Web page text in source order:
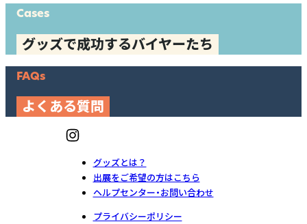
Cases
グッズで成功するバイヤーたち
FAQs
よくある質問
グッズとは？
出展をご希望の方はこちら
ヘルプセンター・お問い合わせ
プライバシーポリシー